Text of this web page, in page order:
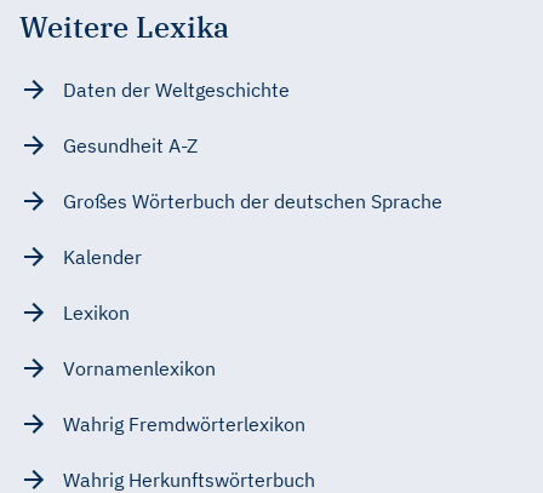
Weitere Lexika
Daten der Weltgeschichte
Gesundheit A-Z
Großes Wörterbuch der deutschen Sprache
Kalender
Lexikon
Vornamenlexikon
Wahrig Fremdwörterlexikon
Wahrig Herkunftswörterbuch